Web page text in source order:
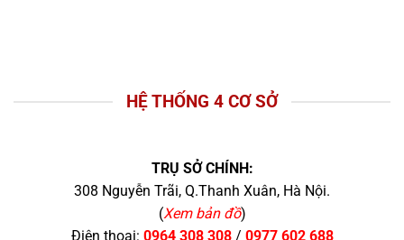
HỆ THỐNG 4 CƠ SỞ
TRỤ SỞ CHÍNH:
308 Nguyễn Trãi, Q.Thanh Xuân, Hà Nội.
(Xem bản đồ)
Điện thoại: 0964 308 308/ 0977 602 688